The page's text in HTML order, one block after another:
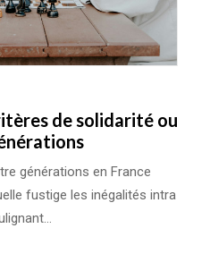
de solidarité ou
générations en France
fustige les inégalités intra